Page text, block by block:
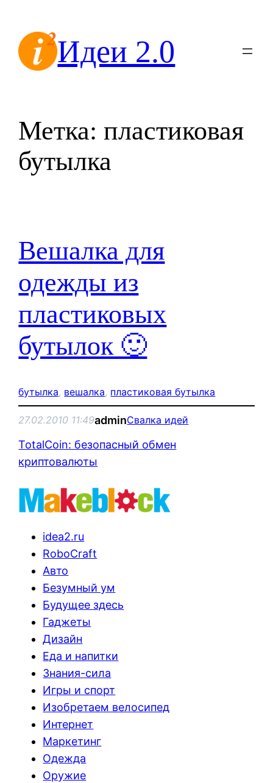
содержимомуИдеи 2.0
Метка:пластиковая
бутылка
Вешалка для
одежды из
пластиковых
бутылок 🙂
бутылка, вешалка, пластиковая бутылка
27.02.2010 11:49adminСвалка идей
TotalCoin: безопасный обмен
криптовалюты
idea2.ru
RoboCraft
Авто
Безумный ум
Будущее здесь
Гаджеты
Дизайн
Еда и напитки
Знания-сила
Игры и спорт
Изобретаем велосипед
Интернет
Маркетинг
Одежда
Оружие